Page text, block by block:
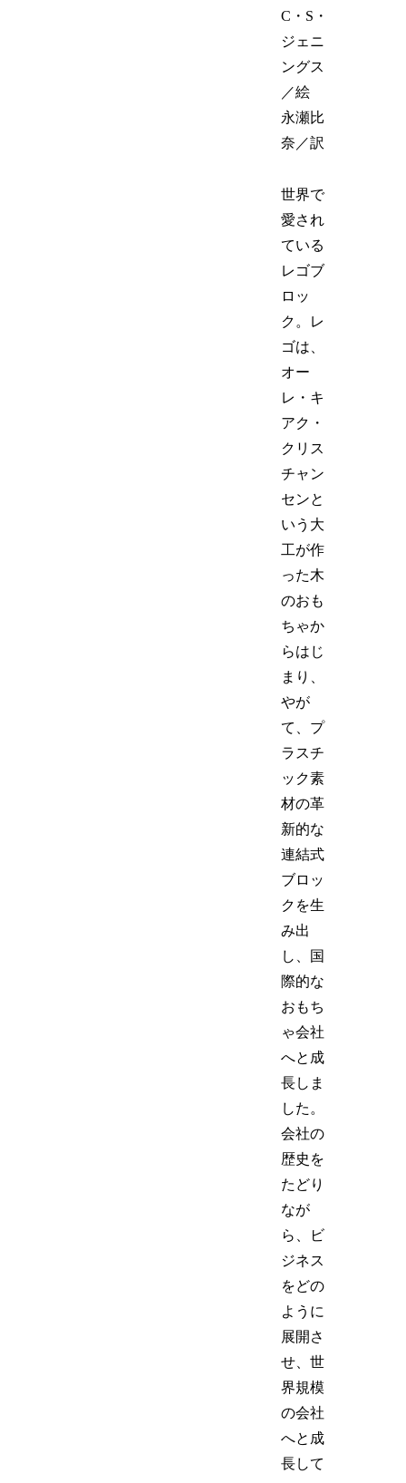
C・S・
ジェニ
ングス
／絵
永瀬比
奈／訳
世界で
愛され
ている
レゴブ
ロッ
ク。レ
ゴは、
オー
レ・キ
アク・
クリス
チャン
センと
いう大
工が作
った木
のおも
ちゃか
らはじ
まり、
やが
て、プ
ラスチ
ック素
材の革
新的な
連結式
ブロッ
クを生
み出
し、国
際的な
おもち
ゃ会社
へと成
長しま
した。
会社の
歴史を
たどり
なが
ら、ビ
ジネス
をどの
ように
展開さ
せ、世
界規模
の会社
へと成
長して